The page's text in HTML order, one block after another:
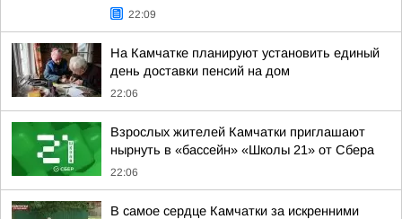
22:09
На Камчатке планируют установить единый
день доставки пенсий на дом
22:06
Взрослых жителей Камчатки приглашают
нырнуть в «бассейн» «Школы 21» от Сбера
22:06
В самое сердце Камчатки за искренними